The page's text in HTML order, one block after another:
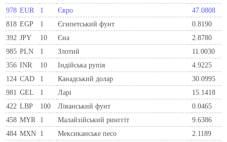
978 EUR 1 Євро
47.0808
818 EGP 1 Єгипетський фунт
0.8190
392 JPY 10 Єна
2.8780
985 PLN 1 Злотий
11.0030
356 INR 10 Індійська рупія
4.9225
124 CAD 1 Канадський долар
30.0995
981 GEL 1 Ларi
15.1418
422 LBP 100 Ліванський фунт
0.0465
458 MYR 1 Малайзійський ринггіт
9.6386
484 MXN 1 Мексиканське песо
2.1189